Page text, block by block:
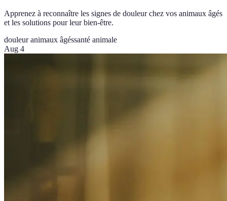
Apprenez à reconnaître les signes de douleur chez vos animaux âgés
et les solutions pour leur bien-être.
douleur animaux âgéssanté animale
Aug 4